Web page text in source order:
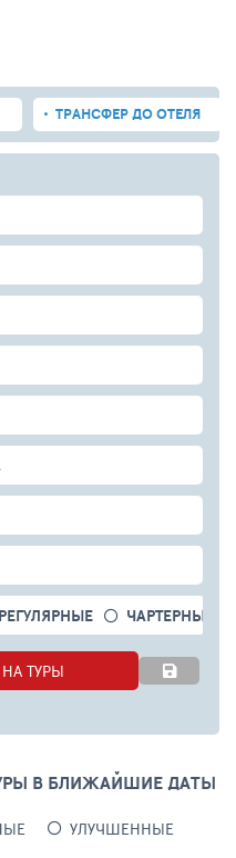
ТРАНСФЕР ДО ОТЕЛЯ
РЕГУЛЯРНЫЕ ЧАРТЕРНЫЕ
ТУРЫ
В БЛИЖАЙШИЕ ДАТЫ
УЛУЧШЕННЫЕ